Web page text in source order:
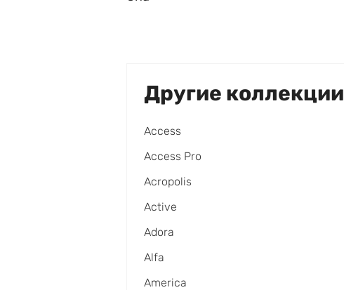
Другие коллекции
Access
Access Pro
Acropolis
Active
Adora
Alfa
America